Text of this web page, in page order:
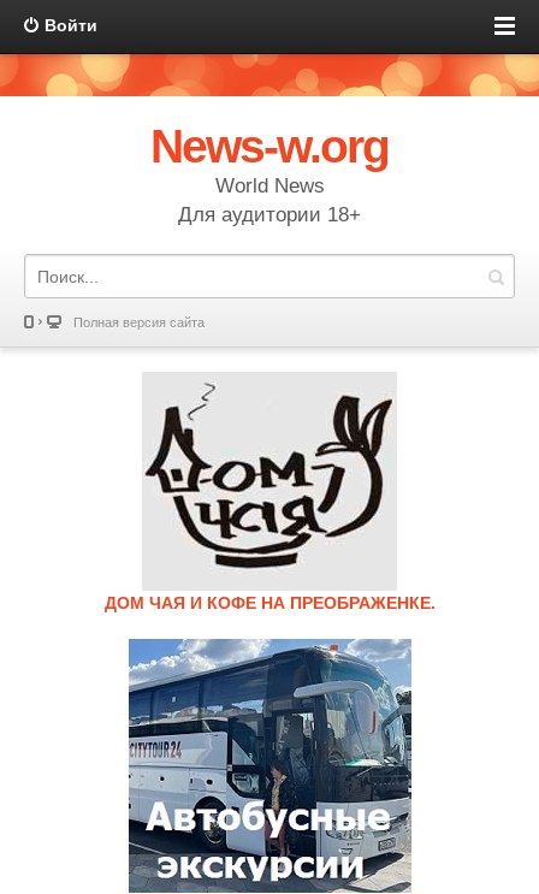
Войти
News-w.org
World News
Для аудитории 18+
Полная версия сайта
ДОМ ЧАЯ И КОФЕ НА ПРЕОБРАЖЕНКЕ.